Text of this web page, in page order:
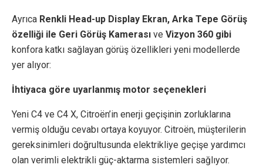
Ayrıca Renkli Head-up Display Ekran, Arka Tepe Görüş
özelliği ile Geri Görüş Kamerası ve Vizyon 360 gibi
konfora katkı sağlayan görüş özellikleri yeni modellerde
yer alıyor:
İhtiyaca göre uyarlanmış motor seçenekleri
Yeni C4 ve C4 X, Citroën’in enerji geçişinin zorluklarına
vermiş olduğu cevabı ortaya koyuyor. Citroën, müşterilerin
gereksinimleri doğrultusunda elektrikliye geçişe yardımcı
olan verimli elektrikli güç-aktarma sistemleri sağlıyor.